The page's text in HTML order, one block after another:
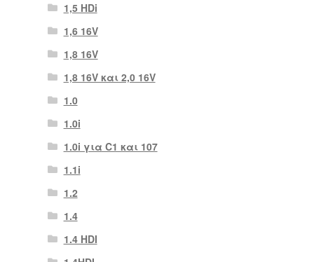
1,5 HDi
1,6 16V
1,8 16V
1,8 16V και 2,0 16V
1.0
1.0i
1.0i για C1 και 107
1.1i
1.2
1.4
1.4 HDI